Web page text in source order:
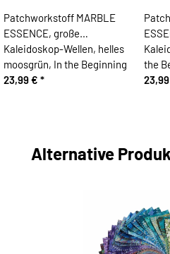
Patchworkstoff MARBLE
ESSENCE, große
Kaleidoskop-Wellen, helles
moosgrün, In the Beginning
23,99 € *
the
Alternative